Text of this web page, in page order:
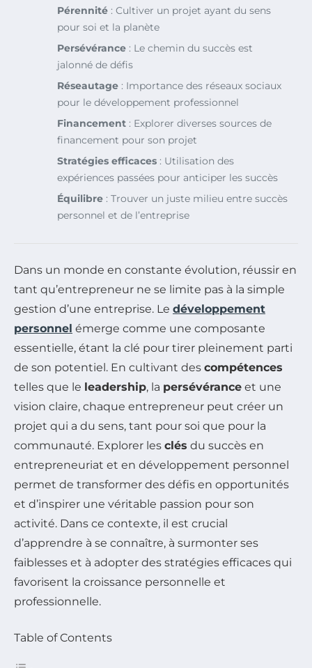
Pérennité : Cultiver un projet ayant du sens
pour soi et la planète
Persévérance : Le chemin du succès est
jalonné de défis
Réseautage : Importance des réseaux sociaux
pour le développement professionnel
Financement : Explorer diverses sources de
financement pour son projet
Stratégies efficaces : Utilisation des
expériences passées pour anticiper les succès
Équilibre : Trouver un juste milieu entre succès
personnel et de l’entreprise
Dans un monde en constante évolution, réussir en
tant qu’entrepreneur ne se limite pas à la simple
gestion d’une entreprise. Le développement
personnel émerge comme une composante
essentielle, étant la clé pour tirer pleinement parti
de son potentiel. En cultivant des compétences
telles que le leadership, la persévérance et une
vision claire, chaque entrepreneur peut créer un
projet qui a du sens, tant pour soi que pour la
communauté. Explorer les clés du succès en
entrepreneuriat et en développement personnel
permet de transformer des défis en opportunités
et d’inspirer une véritable passion pour son
activité. Dans ce contexte, il est crucial
d’apprendre à se connaître, à surmonter ses
faiblesses et à adopter des stratégies efficaces qui
favorisent la croissance personnelle et
professionnelle.
Table of Contents